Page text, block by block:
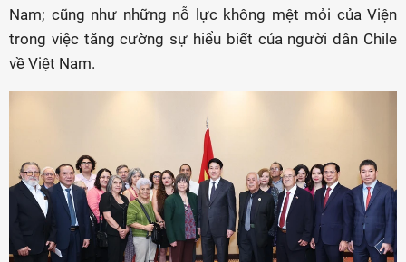
Nam; cũng như những nỗ lực không mệt mỏi của Viện
trong việc tăng cường sự hiểu biết của người dân Chile
về Việt Nam.